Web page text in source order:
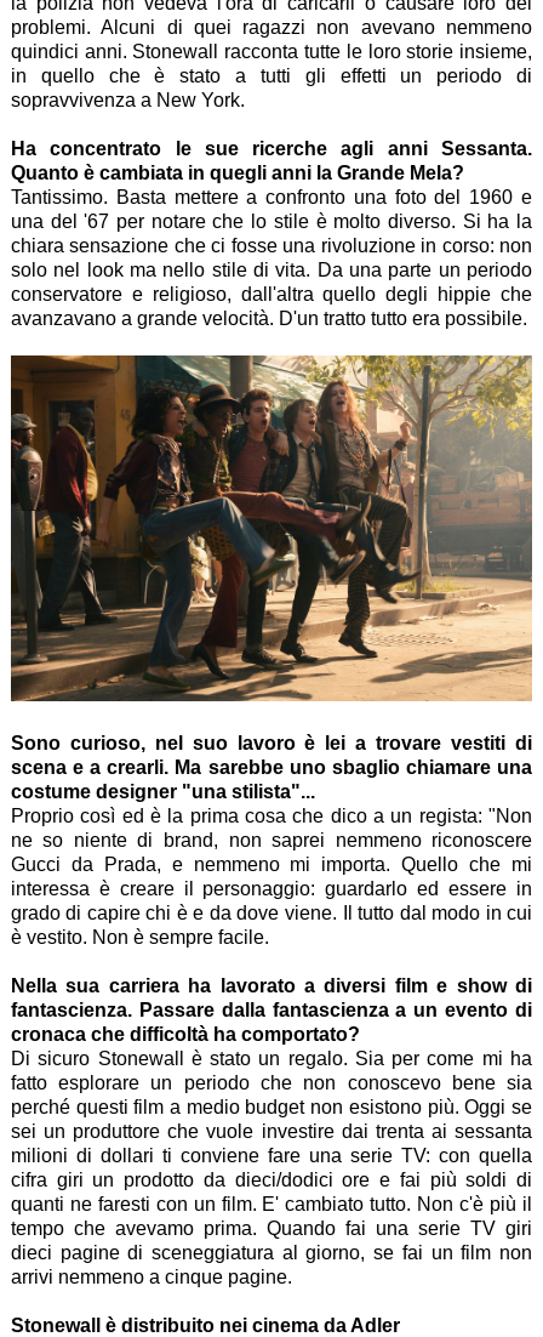
problemi. Alcuni di quei ragazzi non avevano nemmeno
quindici anni. Stonewall racconta tutte le loro storie insieme,
in quello che è stato a tutti gli effetti un periodo di
sopravvivenza a New York.
Ha concentrato le sue ricerche agli anni Sessanta.
Quanto è cambiata in quegli anni la Grande Mela?
Tantissimo. Basta mettere a confronto una foto del 1960 e
una del '67 per notare che lo stile è molto diverso. Si ha la
chiara sensazione che ci fosse una rivoluzione in corso: non
solo nel look ma nello stile di vita. Da una parte un periodo
conservatore e religioso, dall'altra quello degli hippie che
avanzavano a grande velocità. D'un tratto tutto era possibile.
Sono curioso, nel suo lavoro è lei a trovare vestiti di
scena e a crearli. Ma sarebbe uno sbaglio chiamare una
costume designer "una stilista"...
Proprio così ed è la prima cosa che dico a un regista: "Non
ne so niente di brand, non saprei nemmeno riconoscere
Gucci da Prada, e nemmeno mi importa. Quello che mi
interessa è creare il personaggio: guardarlo ed essere in
grado di capire chi è e da dove viene. Il tutto dal modo in cui
è vestito. Non è sempre facile.
Nella sua carriera ha lavorato a diversi film e show di
fantascienza. Passare dalla fantascienza a un evento di
cronaca che difficoltà ha comportato?
Di sicuro Stonewall è stato un regalo. Sia per come mi ha
fatto esplorare un periodo che non conoscevo bene sia
perché questi film a medio budget non esistono più. Oggi se
sei un produttore che vuole investire dai trenta ai sessanta
milioni di dollari ti conviene fare una serie TV: con quella
cifra giri un prodotto da dieci/dodici ore e fai più soldi di
quanti ne faresti con un film. E' cambiato tutto. Non c'è più il
tempo che avevamo prima. Quando fai una serie TV giri
dieci pagine di sceneggiatura al giorno, se fai un film non
arrivi nemmeno a cinque pagine.
Stonewall è distribuito nei cinema da Adler